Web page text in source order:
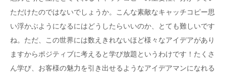
ただけたのではないでしょうか。こんな素敵なキャッチコピー思
い浮かぶようになるにはどうしたらいいのか、とても難しいです
ね。ただ、この世界には数えきれないほど様々なアイデアがあり
ますからポジティブに考えると学び放題というわけです！たくさ
ん学び、お客様の魅力を引き出せるようなアイデアマンになれる